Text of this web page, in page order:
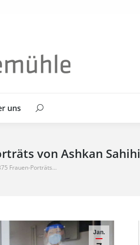
uns Search:
von Ashkan Sahihi
Frauen-Porträts…
Jan.